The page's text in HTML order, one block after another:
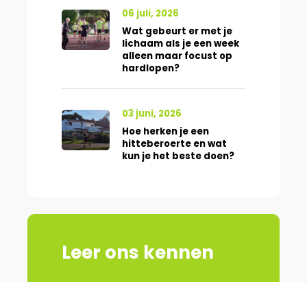
06 juli, 2026
Wat gebeurt er met je
lichaam als je een week
alleen maar focust op
hardlopen?
03 juni, 2026
Hoe herken je een
hitteberoerte en wat
kun je het beste doen?
Leer ons kennen